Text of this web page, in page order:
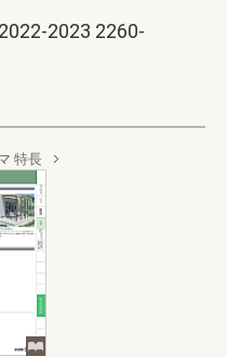
2023 2260-
特長